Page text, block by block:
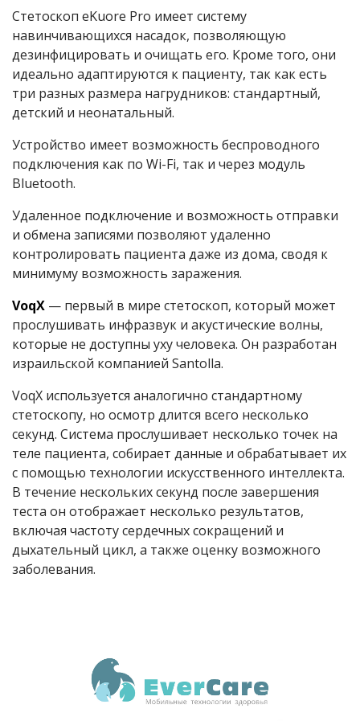
Стетоскоп eKuore Pro имеет систему
навинчивающихся насадок, позволяющую
дезинфицировать и очищать его. Кроме того, они
идеально адаптируются к пациенту, так как есть
три разных размера нагрудников: стандартный,
детский и неонатальный.
Устройство имеет возможность беспроводного
подключения как по Wi-Fi, так и через модуль
Bluetooth.
Удаленное подключение и возможность отправки
и обмена записями позволяют удаленно
контролировать пациента даже из дома, сводя к
минимуму возможность заражения.
VoqX — первый в мире стетоскоп, который может
прослушивать инфразвук и акустические волны,
которые не доступны уху человека. Он разработан
израильской компанией Santolla.
VoqX используется аналогично стандартному
стетоскопу, но осмотр длится всего несколько
секунд. Система прослушивает несколько точек на
теле пациента, собирает данные и обрабатывает их
с помощью технологии искусственного интеллекта.
В течение нескольких секунд после завершения
теста он отображает несколько результатов,
включая частоту сердечных сокращений и
дыхательный цикл, а также оценку возможного
заболевания.